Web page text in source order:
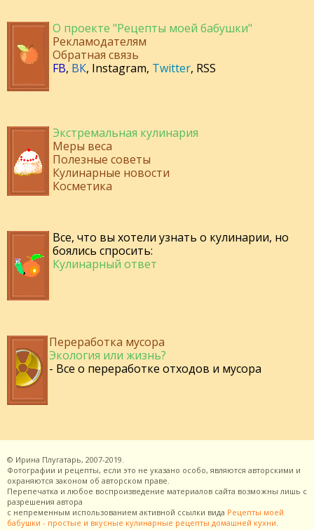
О проекте "Рецепты моей бабушки"
Рекламодателям
Обратная связь
FB, ВК, Instagram, Twitter, RSS
Экстремальная кулинария
Меры веса
Полезные советы
Кулинарные новости
Косметика
Все, что вы хотели узнать о кулинарии, но
боялись спросить:
Кулинарный ответ
Переработка мусора
Экология или жизнь?
- Все о переработке отходов и мусора
© Ирина Плугатарь, 2007-2019.
Фотографии и рецепты, если это не указано особо, являются авторскими и
охраняются законом об авторском праве.
Перепечатка и любое воспроизведение материалов сайта возможны лишь с
разрешения автора
с непременным использованием активной ссылки вида Рецепты моей
бабушки - простые и вкусные кулинарные рецепты домашней кухни.